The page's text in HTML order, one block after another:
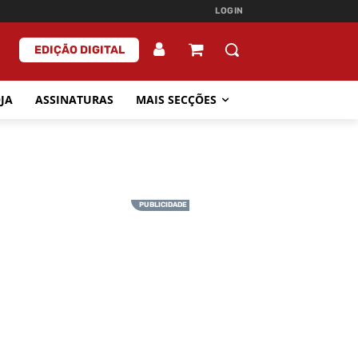
LOGIN
EDIÇÃO DIGITAL
ASSINATURAS MAIS SECÇÕES